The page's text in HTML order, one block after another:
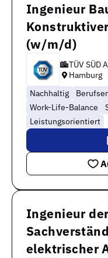
Ingenieur
(w/m/d)
TÜV SÜD
Hamburg
Nachhaltig
Work-Life-Balance
Leistungsorientiert
Ingenieur
elektrischer